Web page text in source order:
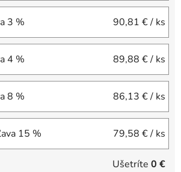
3 % 90,81 €/ ks
4 % 89,88 €/ ks
8 % 86,13 €/ ks
15 % 79,58 €/ ks
Ušetríte 0 €